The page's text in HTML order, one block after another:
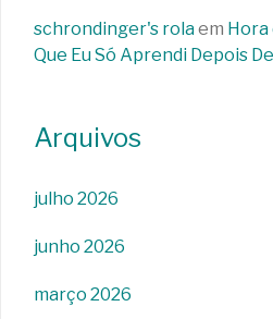
schrondinger's rolaem Hora
Que Eu Só Aprendi Depois
Arquivos
julho 2026
junho 2026
março 2026